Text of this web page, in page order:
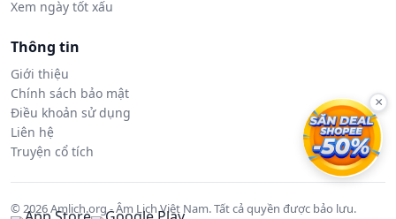
Xem ngày tốt xấu
Thông tin
Giới thiệu
Chính sách bảo mật
Điều khoản sử dụng
Liên hệ
Truyện cổ tích
© 2026 Amlich.org - Âm Lịch Việt Nam. Tất cả quyền được bảo lưu.
×